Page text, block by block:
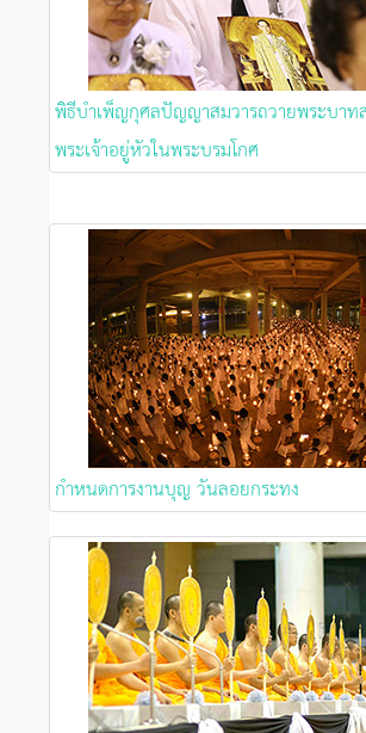
พิธีบำเพ็ญกุศลปัญญาสมวารถวายพระบาท
พระเจ้าอยู่หัวในพระบรมโกศ
กำหนดการงานบุญ วันลอยกระทง